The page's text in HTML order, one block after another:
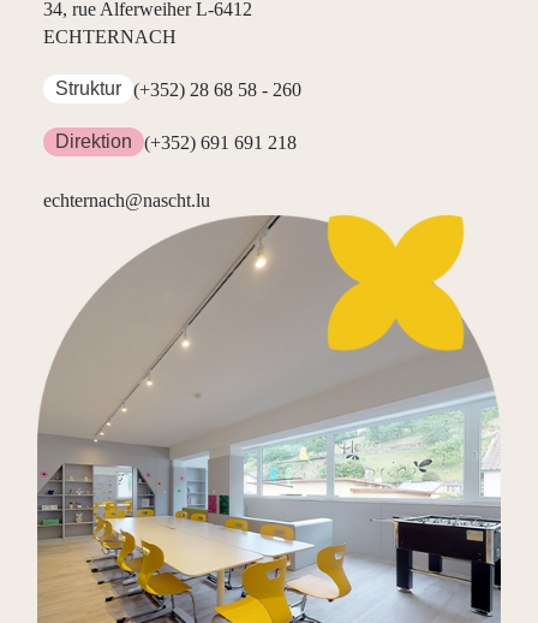
34, rue Alferweiher L-6412
ECHTERNACH
Struktur (+352) 28 68 58 - 260
Direktion (+352) 691 691 218
echternach@nascht.lu